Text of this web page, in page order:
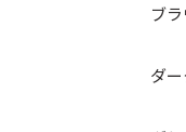
ブ
ダー